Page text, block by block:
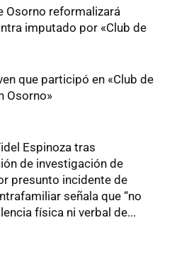
Osorno reformalizará
imputado por «Club de
que participó en «Club de
Osorno»
Espinoza tras
de investigación de
presunto incidente de
señala que “no
física ni verbal de...